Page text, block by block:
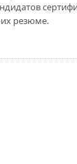
резюме.